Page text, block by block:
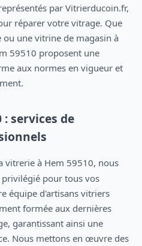
par Vitrierducoin.fr,
réparer votre vitrage. Que
ou une vitrine de magasin à
59510 proposent une
aux normes en vigueur et
: services de
pour tous vos
équipe d'artisans vitriers
formée aux dernières
garantissant ainsi une
Nous mettons en œuvre des